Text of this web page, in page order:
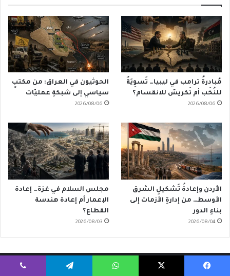
مُبادرةُ ترامب في ليبيا… تَسوِيَةٌ
للنُخَب أم تَكريسٌ للانقسام؟
2026/08/06
الحوثيون في العراق: من مكتبٍ
سياسي إلى شبكةِ عمليّات
2026/08/06
الأردن وإعادةُ تَشكيلِ الشرق
الأوسط… من إدارةِ الأزمات إلى
بناءِ الدور
2026/08/04
مجلس السلام في غزة… إعادة
الإعمار أم إعادة هندسة
القطاع؟
2026/08/03